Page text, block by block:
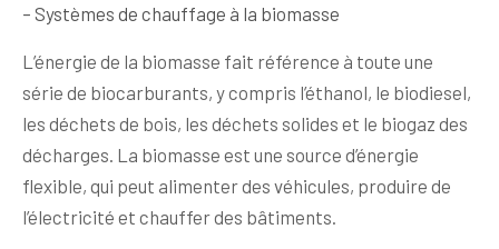
– Systèmes de chauffage à la biomasse
L’énergie de la biomasse fait référence à toute une
série de biocarburants, y compris l’éthanol, le biodiesel,
les déchets de bois, les déchets solides et le biogaz des
décharges. La biomasse est une source d’énergie
flexible, qui peut alimenter des véhicules, produire de
l’électricité et chauffer des bâtiments.